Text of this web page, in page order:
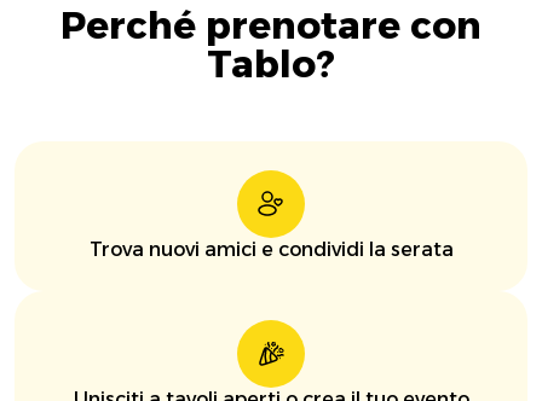
Perché prenotare con
Tablo?
Trova nuovi amici e condividi la serata